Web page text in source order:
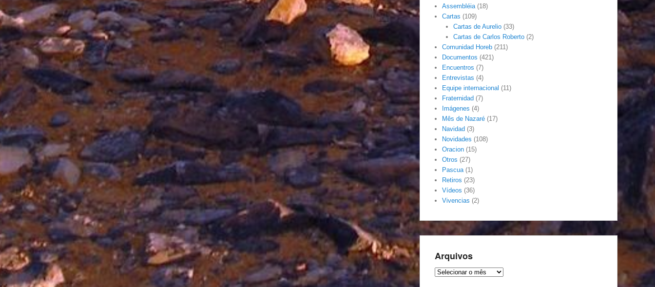
Assembléia(18)
Cartas (109)
Cartas de Aurelio(33)
Cartas de Carlos Roberto(2)
Comunidad Horeb (211)
Documentos (421)
Encuentros (7)
Entrevistas (4)
Equipe internacional (11)
Fraternidad (7)
Imágenes (4)
Mês de Nazaré (17)
Navidad (3)
Novidades (108)
Oracion (15)
Otros (27)
Pascua(1)
Retiros (23)
Vídeos (36)
Vivencias (2)
Arquivos
Arquivos